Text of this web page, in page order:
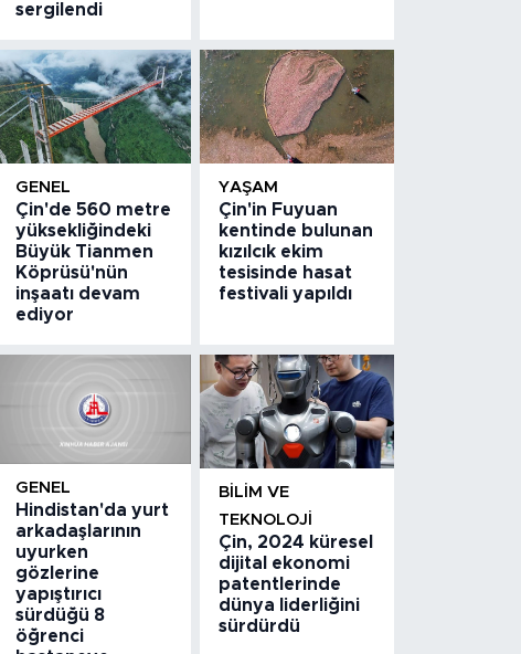
sergilendi
GENEL
Çin'de 560 metre
yüksekliğindeki
Büyük Tianmen
Köprüsü'nün
inşaatı devam
ediyor
YAŞAM
Çin'in Fuyuan
kentinde bulunan
kızılcık ekim
tesisinde hasat
festivali yapıldı
GENEL
Hindistan'da yurt
arkadaşlarının
uyurken
gözlerine
yapıştırıcı
sürdüğü 8
öğrenci
BILIM VE
TEKNOLOJI
Çin, 2024 küresel
dijital ekonomi
patentlerinde
dünya liderliğini
sürdürdü